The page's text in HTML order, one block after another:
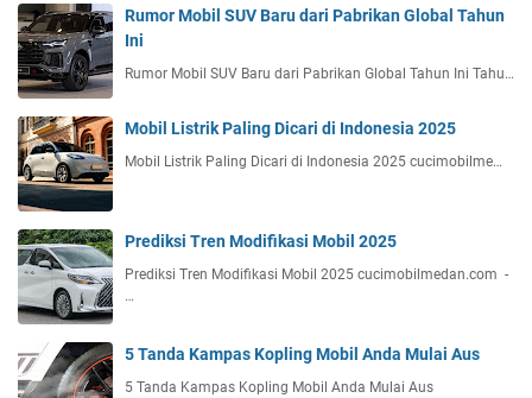
Rumor Mobil SUV Baru dari Pabrikan Global Tahun
Ini
Rumor Mobil SUV Baru dari Pabrikan Global Tahun Ini Tahu…
Mobil Listrik Paling Dicari di Indonesia 2025
Mobil Listrik Paling Dicari di Indonesia 2025 cucimobilme…
Prediksi Tren Modifikasi Mobil 2025
Prediksi Tren Modifikasi Mobil 2025 cucimobilmedan.com -
…
5 Tanda Kampas Kopling Mobil Anda Mulai Aus
5 Tanda Kampas Kopling Mobil Anda Mulai Aus